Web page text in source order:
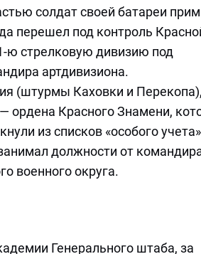
солдат своей батареи
перешел под контроль
ю стрелковую дивизию под
артдивизиона.
(штурмы Каховки и Перекопа),
ордена Красного Знамени,
из списков «особого учета»
должности от
военного округа.
Генерального штаба, за